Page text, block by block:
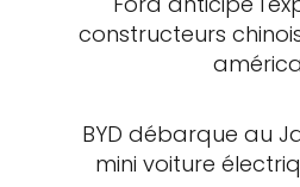
constructeurs
BYD débarque au
mini voiture